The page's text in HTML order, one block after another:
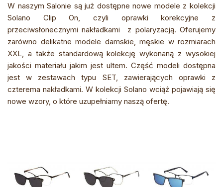
W naszym Salonie są już dostępne nowe modele z kolekcji
Solano Clip On, czyli oprawki korekcyjne z
przeciwsłonecznymi nakładkami z polaryzacją. Oferujemy
zarówno delikatne modele damskie, męskie w rozmiarach
XXL, a także standardową kolekcję wykonaną z wysokiej
jakości materiału jakim jest ultem. Część modeli dostępna
jest w zestawach typu SET, zawierających oprawki z
czterema nakładkami. W kolekcji Solano wciąż pojawiają się
nowe wzory, o które uzupełniamy naszą ofertę.